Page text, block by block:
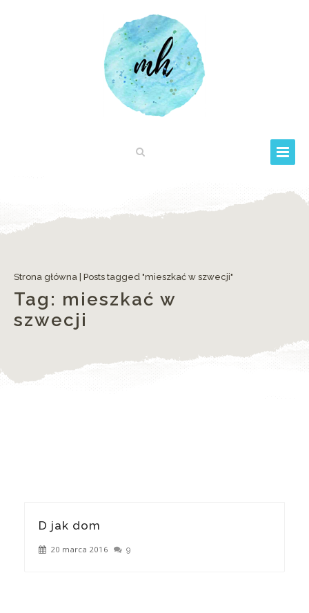
Strona główna Posts tagged "mieszkać w szwecji"
Tag: mieszkać w
szwecji
D jak dom
20 marca 2016 9